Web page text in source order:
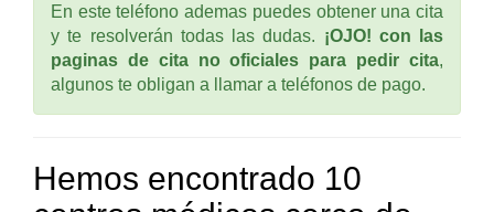
En este teléfono ademas puedes obtener una cita
y te resolverán todas las dudas. ¡OJO! con las
paginas de cita no oficiales para pedir cita,
algunos te obligan a llamar a teléfonos de pago.
Hemos encontrado 10